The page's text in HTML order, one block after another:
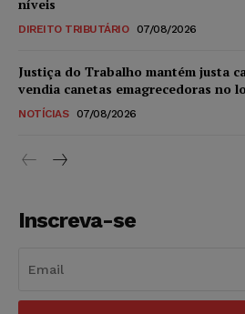
níveis
DIREITO TRIBUTÁRIO 07/08/2026
Justiça do Trabalho mantém justa
vendia canetas emagrecedoras no
NOTÍCIAS 07/08/2026
Inscreva-se